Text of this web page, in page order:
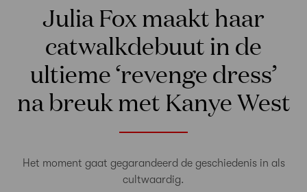
Julia Fox maakt haar
catwalkdebuut in de
ultieme ‘revenge dress’
na breuk met Kanye West
Het moment gaat gegarandeerd de geschiedenis in als
cultwaardig.